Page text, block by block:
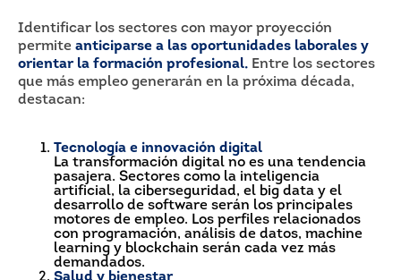
Identificar los sectores con mayor proyección
permite anticiparse a las oportunidades laborales y
orientar la formación profesional. Entre los sectores
que más empleo generarán en la próxima década,
destacan:
Tecnología e innovación digital
La transformación digital no es una tendencia
pasajera. Sectores como la inteligencia
artificial, la ciberseguridad, el big data y el
desarrollo de software serán los principales
motores de empleo. Los perfiles relacionados
con programación, análisis de datos, machine
learning y blockchain serán cada vez más
demandados.